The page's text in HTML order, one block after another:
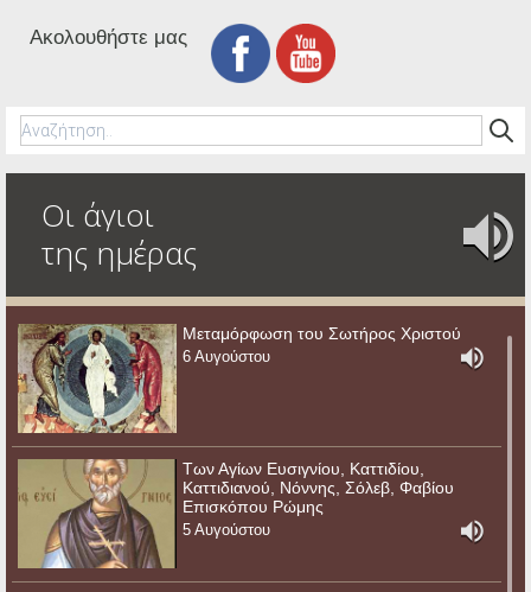
Ακολουθήστε μας
Οι άγιοι
της ημέρας
Μεταμόρφωση του Σωτήρος Χριστού
6 Αυγούστου
Των Αγίων Ευσιγνίου, Καττιδίου,
Καττιδιανού, Νόννης, Σόλεβ, Φαβίου
Επισκόπου Ρώμης
5 Αυγούστου